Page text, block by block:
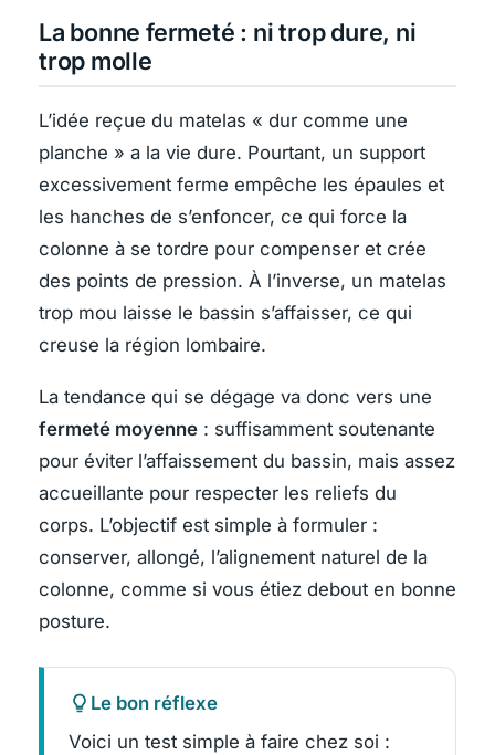
La bonne fermeté : ni trop dure, ni
trop molle
L’idée reçue du matelas « dur comme une
planche » a la vie dure. Pourtant, un support
excessivement ferme empêche les épaules et
les hanches de s’enfoncer, ce qui force la
colonne à se tordre pour compenser et crée
des points de pression. À l’inverse, un matelas
trop mou laisse le bassin s’affaisser, ce qui
creuse la région lombaire.
La tendance qui se dégage va donc vers une
fermeté moyenne : suffisamment soutenante
pour éviter l’affaissement du bassin, mais assez
accueillante pour respecter les reliefs du
corps. L’objectif est simple à formuler :
conserver, allongé, l’alignement naturel de la
colonne, comme si vous étiez debout en bonne
posture.
Le bon réflexe
Voici un test simple à faire chez soi :